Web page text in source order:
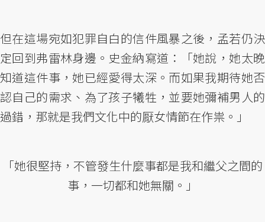
但在這場宛如犯罪自白的信件風暴之後，孟若仍決
定回到弗雷林身邊。史金納寫道：「她說，她太晚
知道這件事，她已經愛得太深。而如果我期待她否
認自己的需求、為了孩子犧牲，並要她彌補男人的
過錯，那就是我們文化中的厭女情節在作祟。」
「她很堅持，不管發生什麼事都是我和繼父之間的
事，一切都和她無關。」